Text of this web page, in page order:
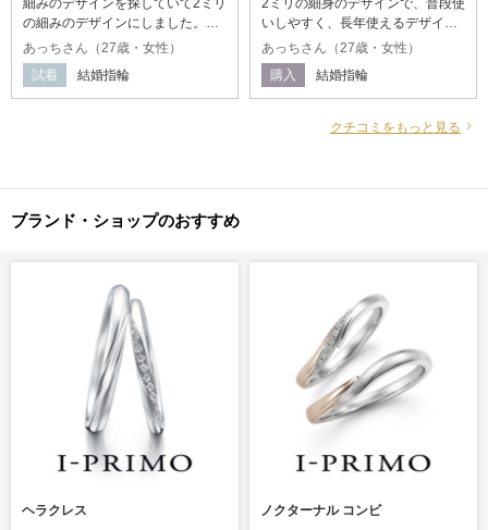
の細みのデザインにしました。シ
ンプルだけどワンポイントダイヤ
があるのを探していて、ダイヤの
輝きがほかのブランドとは違って
見えました。 単純にデザインが好
あっちさん（27歳・女性）
試着
結婚指輪
いしやすく、長年使えるデザイ
ン。 細みのデザインが好みでし
た。 シンプルだけど、ワンポイン
トでダイヤが入っている 将来指の
太さが変わっても、無料でサイズ
変更やメンテナンスをしてもらえ
あっちさん（27歳・女性）
購入
結婚指輪
クチコミをもっと見る
ブランド・ショップのおすすめ
ヘラクレス ノクターナル コンビ